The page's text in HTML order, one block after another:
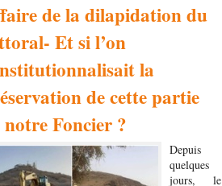
de la dilapidation du
Et si l’on
la
de cette partie
notre Foncier ?
Depuis
quelques
jours, le